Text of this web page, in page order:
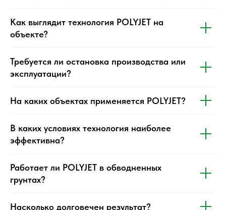
Как выглядит технология POLYJET на
объекте?
Требуется ли остановка производства или
эксплуатации?
На каких объектах применяется POLYJET?
В каких условиях технология наиболее
эффективна?
Работает ли POLYJET в обводненных
грунтах?
Насколько долговечен результат?